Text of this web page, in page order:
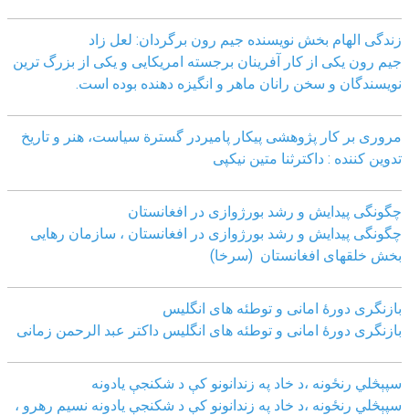
زندگی الهام بخش نویسنده جیم رون برگردان: لعل زاد
جیم رون یکی از کار آفرینان برجسته امریکایی و یکی از بزرگ ترین
نویسندگان و سخن رانان ماهر و انگیزه دهنده بوده است.
مروری بر کار پژوهشی پیکار پامیردر گسترة سیاست، هنر و تاریخ
تدوین کننده : داکترثنا متین نیکپی
چگونگی پیدایش و رشد بورژوازی در افغانستان
چگونگی پیدایش و رشد بورژوازی در افغانستان ، سازمان رهایی
بخش خلقهای افغانستان (سرخا)
بازنگرى دورۀ امانى و توطئه هاى انگليس
بازنگرى دورۀ امانى و توطئه هاى انگليس داکتر عبد الرحمن زمانى
سپېڅلي رنځونه ،د خاد په زندانونو کې د شکنجې یادونه
سپېڅلي رنځونه ،د خاد په زندانونو کې د شکنجې یادونه نسیم رهرو ،